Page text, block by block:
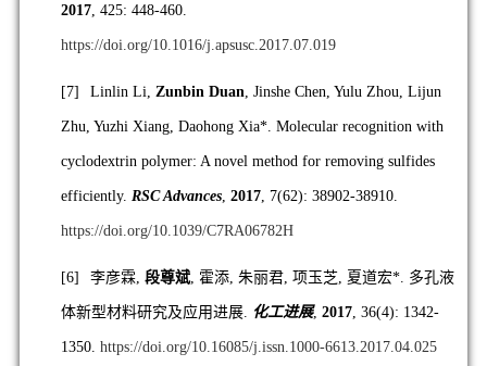
2017, 425: 448-460.
https://doi.org/10.1016/j.apsusc.2017.07.019
[7] Linlin Li, Zunbin Duan , Jinshe Chen, Yulu Zhou, Lijun
Zhu, Yuzhi Xiang, Daohong Xia*. Molecular recognition with
cyclodextrin polymer: A novel method for removing sulfides
efficiently. RSC Advances, 2017, 7(62): 38902-38910.
https://doi.org/10.1039/C7RA06782H
[6] 李彦霖, 段尊斌, 霍添, 朱丽君, 项玉芝, 夏道宏*. 多孔液
体新型材料研究及应用进展. 化工进展, 2017, 36(4): 1342-
1350. https://doi.org/10.16085/j.issn.1000-6613.2017.04.025